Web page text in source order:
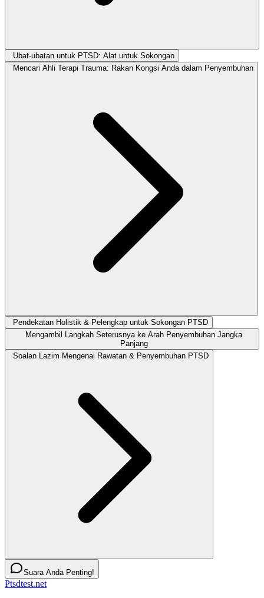
Ubat-ubatan untuk PTSD: Alat untuk Sokongan
Mencari Ahli Terapi Trauma: Rakan Kongsi Anda dalam Penyembuhan
Pendekatan Holistik & Pelengkap untuk Sokongan PTSD
Mengambil Langkah Seterusnya ke Arah Penyembuhan Jangka
Panjang
Soalan Lazim Mengenai Rawatan & Penyembuhan PTSD
Suara Anda Penting!
Ptsdtest.net